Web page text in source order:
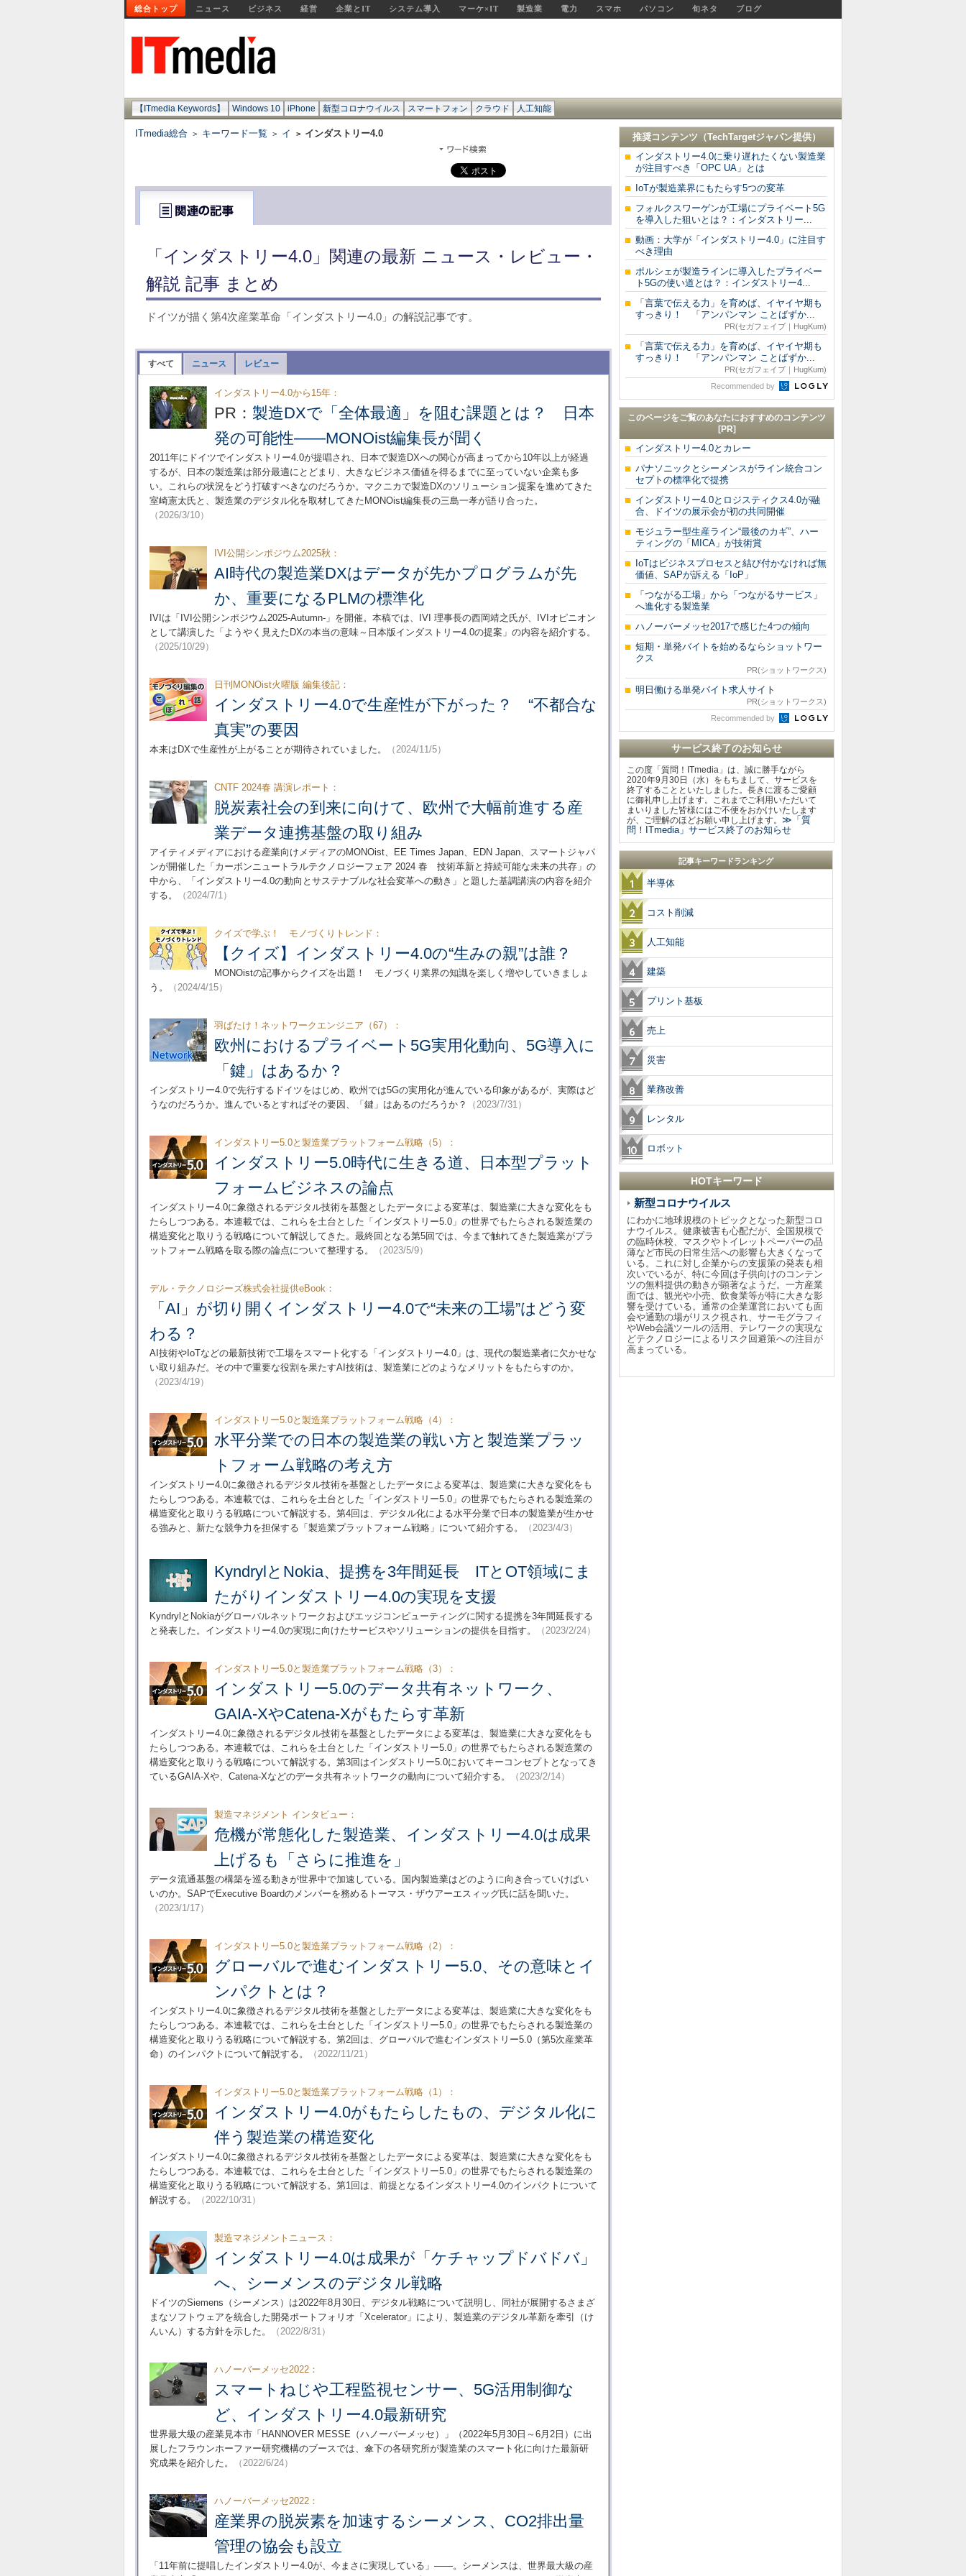
総合トップ ニュース ビジネス 経営 企業とIT システム導入 マーケ×IT 製造業 電力 スマホ パソコン 旬ネタ ブログ
【ITmedia Keywords】 Windows 10 iPhone 新型コロナウイルス スマートフォン クラウド 人工知能
ITmedia総合 > キーワード一覧 > イ > インダストリー4.0
「インダストリー4.0」関連の最新 ニュース・レビュー・
解説 記事 まとめ
ドイツが描く第4次産業革命「インダストリー4.0」の解説記事です。
すべて ニュース レビュー
インダストリー4.0から15年：
PR： 製造DXで「全体最適」を阻む課題とは？ 日本
発の可能性――MONOist編集長が聞く
2011年にドイツでインダストリー4.0が提唱され、日本で製造DXへの関心が高まってから10年以上が経過
するが、日本の製造業は部分最適にとどまり、大きなビジネス価値を得るまでに至っていない企業も多
い。これらの状況をどう打破すべきなのだろうか。マクニカで製造DXのソリューション提案を進めてきた
室崎憲太氏と、製造業のデジタル化を取材してきたMONOist編集長の三島一孝が語り合った。
（2026/3/10）
IVI公開シンポジウム2025秋：
AI時代の製造業DXはデータが先かプログラムが先
か、重要になるPLMの標準化
IVIは「IVI公開シンポジウム2025-Autumn-」を開催。本稿では、IVI 理事長の西岡靖之氏が、IVIオピニオン
として講演した「ようやく見えたDXの本当の意味～日本版インダストリー4.0の提案」の内容を紹介する。
（2025/10/29）
日刊MONOist火曜版 編集後記：
インダストリー4.0で生産性が下がった？ “不都合な
真実”の要因
本来はDXで生産性が上がることが期待されていました。 （2024/11/5）
CNTF 2024春 講演レポート：
脱炭素社会の到来に向けて、欧州で大幅前進する産
業データ連携基盤の取り組み
アイティメディアにおける産業向けメディアのMONOist、EE Times Japan、EDN Japan、スマートジャパ
ンが開催した「カーボンニュートラルテクノロジーフェア 2024 春 技術革新と持続可能な未来の共存」の
中から、「インダストリー4.0の動向とサステナブルな社会変革への動き」と題した基調講演の内容を紹介
する。
（2024/7/1）
クイズで学ぶ！ モノづくりトレンド：
【クイズ】インダストリー4.0の“生みの親”は誰？
MONOistの記事からクイズを出題！ モノづくり業界の知識を楽しく増やしていきましょ
う。
（2024/4/15）
羽ばたけ！ネットワークエンジニア（67）：
欧州におけるプライベート5G実用化動向、5G導入に
「鍵」はあるか？
インダストリー4.0で先行するドイツをはじめ、欧州では5Gの実用化が進んでいる印象があるが、実際はど
うなのだろうか。進んでいるとすればその要因、「鍵」はあるのだろうか？
（2023/7/31）
インダストリー5.0と製造業プラットフォーム戦略（5）：
インダストリー5.0時代に生きる道、日本型プラット
フォームビジネスの論点
インダストリー4.0に象徴されるデジタル技術を基盤としたデータによる変革は、製造業に大きな変化をも
たらしつつある。本連載では、これらを土台とした「インダストリー5.0」の世界でもたらされる製造業の
構造変化と取りうる戦略について解説してきた。最終回となる第5回では、今まで触れてきた製造業がプラ
ットフォーム戦略を取る際の論点について整理する。
（2023/5/9）
デル・テクノロジーズ株式会社提供eBook：
「AI」が切り開くインダストリー4.0で“未来の工場”はどう変
わる？
AI技術やIoTなどの最新技術で工場をスマート化する「インダストリー4.0」は、現代の製造業者に欠かせな
い取り組みだ。その中で重要な役割を果たすAI技術は、製造業にどのようなメリットをもたらすのか。
（2023/4/19）
インダストリー5.0と製造業プラットフォーム戦略（4）：
水平分業での日本の製造業の戦い方と製造業プラッ
トフォーム戦略の考え方
インダストリー4.0に象徴されるデジタル技術を基盤としたデータによる変革は、製造業に大きな変化をも
たらしつつある。本連載では、これらを土台とした「インダストリー5.0」の世界でもたらされる製造業の
構造変化と取りうる戦略について解説する。第4回は、デジタル化による水平分業で日本の製造業が生かせ
る強みと、新たな競争力を担保する「製造業プラットフォーム戦略」について紹介する。
（2023/4/3）
KyndrylとNokia、提携を3年間延長 ITとOT領域にま
たがりインダストリー4.0の実現を支援
KyndrylとNokiaがグローバルネットワークおよびエッジコンピューティングに関する提携を3年間延長する
と発表した。インダストリー4.0の実現に向けたサービスやソリューションの提供を目指す。
（2023/2/24）
インダストリー5.0と製造業プラットフォーム戦略（3）：
インダストリー5.0のデータ共有ネットワーク、
GAIA-XやCatena-Xがもたらす革新
インダストリー4.0に象徴されるデジタル技術を基盤としたデータによる変革は、製造業に大きな変化をも
たらしつつある。本連載では、これらを土台とした「インダストリー5.0」の世界でもたらされる製造業の
構造変化と取りうる戦略について解説する。第3回はインダストリー5.0においてキーコンセプトとなってき
ているGAIA-Xや、Catena-Xなどのデータ共有ネットワークの動向について紹介する。
（2023/2/14）
製造マネジメント インタビュー：
危機が常態化した製造業、インダストリー4.0は成果
上げるも「さらに推進を」
データ流通基盤の構築を巡る動きが世界中で加速している。国内製造業はどのように向き合っていけばい
いのか。SAPでExecutive Boardのメンバーを務めるトーマス・ザウアーエスィッグ氏に話を聞いた。
（2023/1/17）
インダストリー5.0と製造業プラットフォーム戦略（2）：
グローバルで進むインダストリー5.0、その意味とイ
ンパクトとは？
インダストリー4.0に象徴されるデジタル技術を基盤としたデータによる変革は、製造業に大きな変化をも
たらしつつある。本連載では、これらを土台とした「インダストリー5.0」の世界でもたらされる製造業の
構造変化と取りうる戦略について解説する。第2回は、グローバルで進むインダストリー5.0（第5次産業革
命）のインパクトについて解説する。
（2022/11/21）
インダストリー5.0と製造業プラットフォーム戦略（1）：
インダストリー4.0がもたらしたもの、デジタル化に
伴う製造業の構造変化
インダストリー4.0に象徴されるデジタル技術を基盤としたデータによる変革は、製造業に大きな変化をも
たらしつつある。本連載では、これらを土台とした「インダストリー5.0」の世界でもたらされる製造業の
構造変化と取りうる戦略について解説する。第1回は、前提となるインダストリー4.0のインパクトについて
解説する。
（2022/10/31）
製造マネジメントニュース：
インダストリー4.0は成果が「ケチャップドバドバ」
へ、シーメンスのデジタル戦略
ドイツのSiemens（シーメンス）は2022年8月30日、デジタル戦略について説明し、同社が展開するさまざ
まなソフトウェアを統合した開発ポートフォリオ「Xcelerator」により、製造業のデジタル革新を牽引（け
んいん）する方針を示した。
（2022/8/31）
ハノーバーメッセ2022：
スマートねじや工程監視センサー、5G活用制御な
ど、インダストリー4.0最新研究
世界最大級の産業見本市「HANNOVER MESSE（ハノーバーメッセ）」（2022年5月30日～6月2日）に出
展したフラウンホーファー研究機構のブースでは、傘下の各研究所が製造業のスマート化に向けた最新研
究成果を紹介した。
（2022/6/24）
ハノーバーメッセ2022：
産業界の脱炭素を加速するシーメンス、CO2排出量
管理の協会も設立
「11年前に提唱したインダストリー4.0が、今まさに実現している」――。シーメンスは、世界最大級の産
推奨コンテンツ（TechTargetジャパン提供）
インダストリー4.0に乗り遅れたくない製造業
が注目すべき「OPC UA」とは
IoTが製造業界にもたらす5つの変革
フォルクスワーゲンが工場にプライベート5G
を導入した狙いとは？：インダストリー...
動画：大学が「インダストリー4.0」に注目す
べき理由
ポルシェが製造ラインに導入したプライベー
ト5Gの使い道とは？：インダストリー4...
「言葉で伝える力」を育めば、イヤイヤ期も
すっきり！ 「アンパンマン ことばずか...
PR(セガフェイブ｜HugKum)
「言葉で伝える力」を育めば、イヤイヤ期も
すっきり！ 「アンパンマン ことばずか...
PR(セガフェイブ｜HugKum)
Recommended by
このページをご覧のあなたにおすすめのコンテンツ
[PR]
インダストリー4.0とカレー
パナソニックとシーメンスがライン統合コン
セプトの標準化で提携
インダストリー4.0とロジスティクス4.0が融
合、ドイツの展示会が初の共同開催
モジュラー型生産ライン“最後のカギ”、ハー
ティングの「MICA」が技術賞
IoTはビジネスプロセスと結び付かなければ無
価値、SAPが訴える「IoP」
「つながる工場」から「つながるサービス」
へ進化する製造業
ハノーバーメッセ2017で感じた4つの傾向
短期・単発バイトを始めるならショットワー
クス
PR(ショットワークス)
明日働ける単発バイト求人サイト
PR(ショットワークス)
Recommended by
サービス終了のお知らせ
この度「質問！ITmedia」は、誠に勝手ながら
2020年9月30日（水）をもちまして、サービスを
終了することといたしました。長きに渡るご愛顧
に御礼申し上げます。これまでご利用いただいて
まいりました皆様にはご不便をおかけいたします
が、ご理解のほどお願い申し上げます。 ≫「質
問！ITmedia」サービス終了のお知らせ
記事キーワードランキング
半導体
コスト削減
人工知能
建築
プリント基板
売上
災害
業務改善
レンタル
ロボット
HOTキーワード
新型コロナウイルス
にわかに地球規模のトピックとなった新型コロ
ナウイルス。健康被害も心配だが、全国規模で
の臨時休校、マスクやトイレットペーパーの品
薄など市民の日常生活への影響も大きくなって
いる。これに対し企業からの支援策の発表も相
次いでいるが、特に今回は子供向けのコンテン
ツの無料提供の動きが顕著なようだ。一方産業
面では、観光や小売、飲食業等が特に大きな影
響を受けている。通常の企業運営においても面
会や通勤の場がリスク視され、サーモグラフィ
やWeb会議ツールの活用、テレワークの実現な
どテクノロジーによるリスク回避策への注目が
高まっている。